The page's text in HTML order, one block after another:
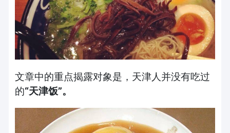
文章中的重点揭露对象是，天津人并没有吃过
的“天津饭”。